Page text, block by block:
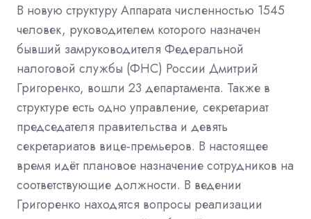
В новую структуру Аппарата численностью 1545
человек, руководителем которого назначен
бывший замруководителя Федеральной
налоговой службы (ФНС) России Дмитрий
Григоренко, вошли 23 департамента. Также в
структуре есть одно управление, секретариат
председателя правительства и девять
секретариатов вице-премьеров. В настоящее
время идёт плановое назначение сотрудников на
соответствующие должности. В ведении
Григоренко находятся вопросы реализации